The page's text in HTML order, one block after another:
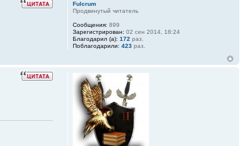
Fulcrum
Продвинутый читатель
Сообщения: 899
Зарегистрирован: 02 сен 2014, 18:24
Благодарил (а): 172 раз.
Поблагодарили: 423раз.